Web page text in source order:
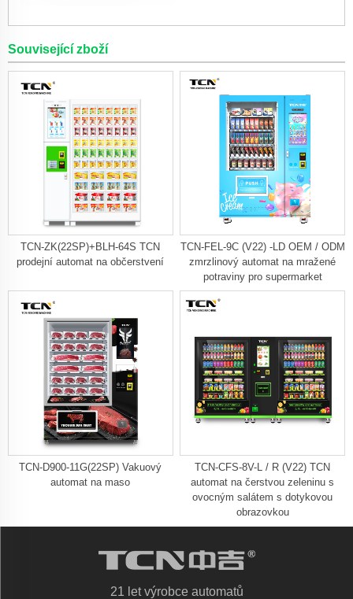
Související zboží
TCN-ZK(22SP)+BLH-64S TCN
prodejní automat na občerstvení
TCN-FEL-9C (V22) -LD OEM / ODM
zmrzlinový automat na mražené
potraviny pro supermarket
TCN-D900-11G(22SP) Vakuový
automat na maso
TCN-CFS-8V-L / R (V22) TCN
automat na čerstvou zeleninu s
ovocným salátem s dotykovou
obrazovkou
21 let výrobce automatů